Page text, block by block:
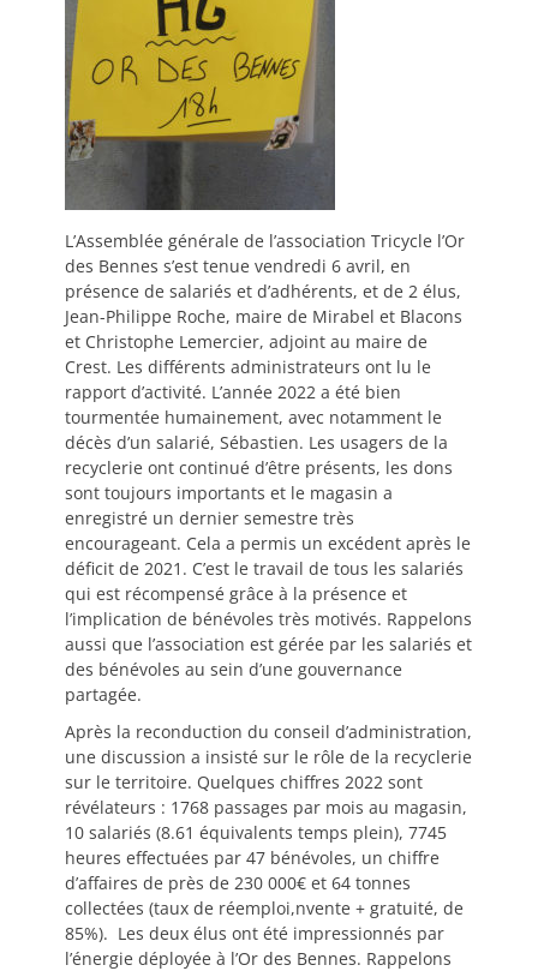
L’Assemblée générale de l’association Tricycle l’Or
des Bennes s’est tenue vendredi 6 avril, en
présence de salariés et d’adhérents, et de 2 élus,
Jean-Philippe Roche, maire de Mirabel et Blacons
et Christophe Lemercier, adjoint au maire de
Crest. Les différents administrateurs ont lu le
rapport d’activité. L’année 2022 a été bien
tourmentée humainement, avec notamment le
décès d’un salarié, Sébastien. Les usagers de la
recyclerie ont continué d’être présents, les dons
sont toujours importants et le magasin a
enregistré un dernier semestre très
encourageant. Cela a permis un excédent après le
déficit de 2021. C’est le travail de tous les salariés
qui est récompensé grâce à la présence et
l’implication de bénévoles très motivés. Rappelons
aussi que l’association est gérée par les salariés et
des bénévoles au sein d’une gouvernance
partagée.
Après la reconduction du conseil d’administration,
une discussion a insisté sur le rôle de la recyclerie
sur le territoire. Quelques chiffres 2022 sont
révélateurs : 1768 passages par mois au magasin,
10 salariés (8.61 équivalents temps plein), 7745
heures effectuées par 47 bénévoles, un chiffre
d’affaires de près de 230 000€ et 64 tonnes
collectées (taux de réemploi,nvente + gratuité, de
85%). Les deux élus ont été impressionnés par
l’énergie déployée à l’Or des Bennes. Rappelons